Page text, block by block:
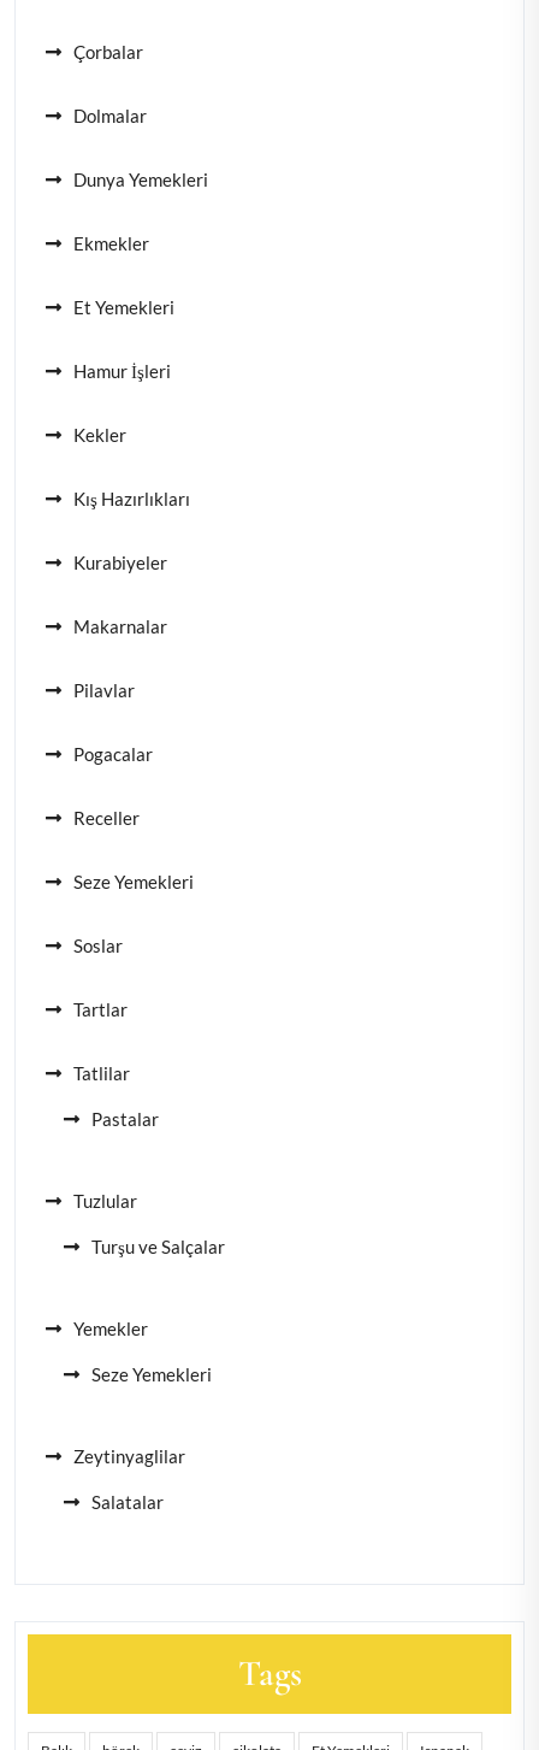
Çorbalar
Dolmalar
Dunya Yemekleri
Ekmekler
Et Yemekleri
Hamur İşleri
Kekler
Kış Hazırlıkları
Kurabiyeler
Makarnalar
Pilavlar
Pogacalar
Receller
Seze Yemekleri
Soslar
Tartlar
Tatlilar
Pastalar
Tuzlular
Turşu ve Salçalar
Yemekler
Seze Yemekleri
Zeytinyaglilar
Salatalar
Tags